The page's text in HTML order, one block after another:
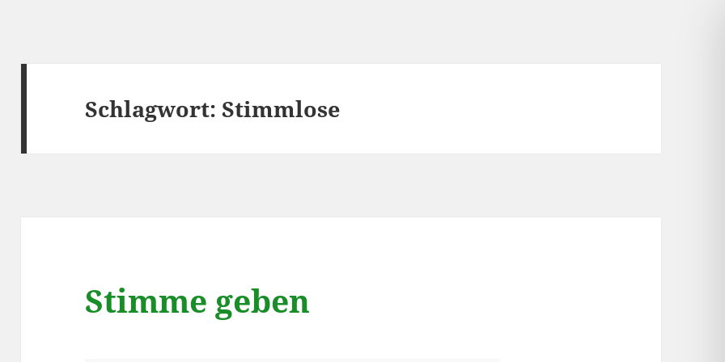
Schlagwort:Stimmlose
Stimme geben